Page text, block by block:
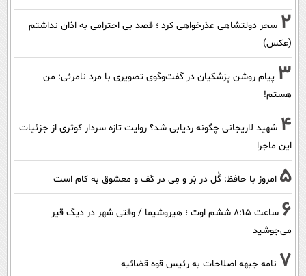
2 سحر دولتشاهی عذرخواهی کرد ؛ قصد بی احترامی به اذان نداشتم
(عکس)
3 پیام روشن پزشکیان در گفت‌و‌گوی تصویری با مرد نامرئی: من
هستم!
4 شهید لاریجانی چگونه ردیابی شد؟ روایت تازه سردار کوثری از جزئیات
این ماجرا
5 امروز با حافظ: گُل در بَر و مِی در کَف و معشوق به کام است
6
ساعت ۸:۱۵ ششم اوت ؛ هیروشیما / وقتی شهر در دیگ قیر
می‌جوشید
7 نامه جبهه اصلاحات به رئیس قوه قضائیه